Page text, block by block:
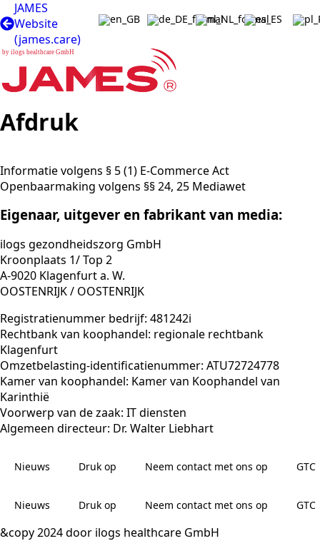
JAMES
Website
(james.care)
by ilogs healthcare GmbH
Afdruk
Informatie volgens § 5 (1) E-Commerce Act
Openbaarmaking volgens §§ 24, 25 Mediawet
Eigenaar, uitgever en fabrikant van media:
ilogs gezondheidszorg GmbH
Kroonplaats 1/ Top 2
A-9020 Klagenfurt a. W.
OOSTENRIJK / OOSTENRIJK
Registratienummer bedrijf: 481242i
Rechtbank van koophandel: regionale rechtbank
Klagenfurt
Omzetbelasting-identificatienummer: ATU72724778
Kamer van koophandel: Kamer van Koophandel van
Karinthië
Voorwerp van de zaak: IT diensten
Algemeen directeur: Dr. Walter Liebhart
Nieuws Druk op Neem contact met ons op GTC
Nieuws Druk op Neem contact met ons op GTC
&copy 2024 door ilogs healthcare GmbH